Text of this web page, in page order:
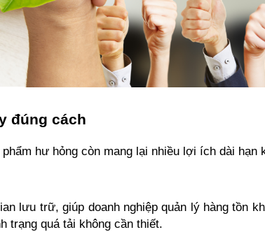
đúng cách
hư hỏng còn mang lại nhiều lợi ích dài hạn
lưu trữ, giúp doanh nghiệp quản lý hàng tồn
trạng quá tải không cần thiết.